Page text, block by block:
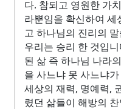
다. 참되고 영원한 가
라뿐임을 확신하여
고 하나님의 진리의
우리는 승리 한 것입
된 삶 즉 하나님 나라
을 사느냐 못 사느냐
세상의 재력, 명예력,
렸던 삶들이 해방의